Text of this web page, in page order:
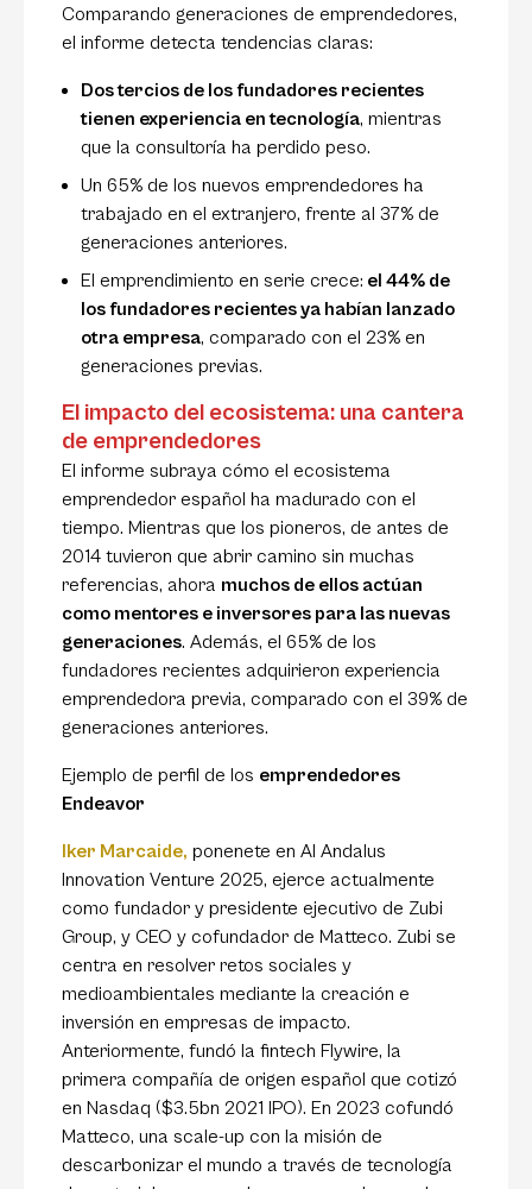
Comparando generaciones de emprendedores,
el informe detecta tendencias claras:
Dos tercios de los fundadores recientes
tienen experiencia en tecnología, mientras
que la consultoría ha perdido peso.
Un 65% de los nuevos emprendedores ha
trabajado en el extranjero, frente al 37% de
generaciones anteriores.
El emprendimiento en serie crece: el 44% de
los fundadores recientes ya habían lanzado
otra empresa, comparado con el 23% en
generaciones previas.
El impacto del ecosistema: una cantera
de emprendedores
El informe subraya cómo el ecosistema
emprendedor español ha madurado con el
tiempo. Mientras que los pioneros, de antes de
2014 tuvieron que abrir camino sin muchas
referencias, ahora muchos de ellos actúan
como mentores e inversores para las nuevas
generaciones. Además, el 65% de los
fundadores recientes adquirieron experiencia
emprendedora previa, comparado con el 39% de
generaciones anteriores.
Ejemplo de perfil de los emprendedores
Endeavor
Iker Marcaide, ponenete en Al Andalus
Innovation Venture 2025, ejerce actualmente
como fundador y presidente ejecutivo de Zubi
Group, y CEO y cofundador de Matteco. Zubi se
centra en resolver retos sociales y
medioambientales mediante la creación e
inversión en empresas de impacto.
Anteriormente, fundó la fintech Flywire, la
primera compañía de origen español que cotizó
en Nasdaq ($3.5bn 2021 IPO). En 2023 cofundó
Matteco, una scale-up con la misión de
descarbonizar el mundo a través de tecnología